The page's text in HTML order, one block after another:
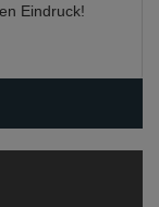
Eindruck!